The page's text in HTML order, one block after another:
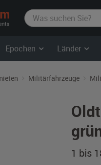
film-
autos.com
Epochen Länder
Militärfahrzeuge
1 bis